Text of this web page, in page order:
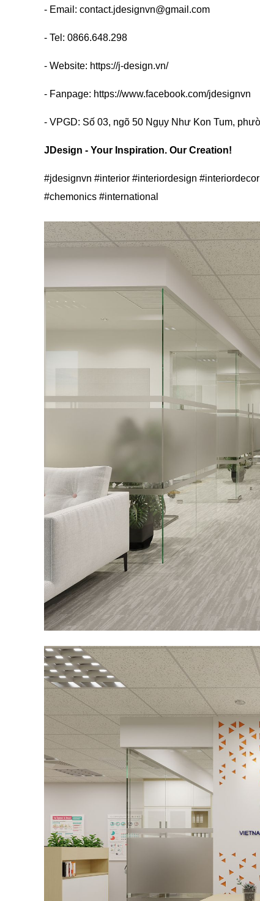
- Email: contact.jdesignvn@gmail.com
- Tel: 0866.648.298
- Website: https://j-design.vn/
- Fanpage: https://www.facebook.com/jdesignvn
- VPGD: Số 03, ngõ 50 Ngụy Như Kon Tum,
JDesign - Your Inspiration. Our Creation!
#jdesignvn #interior #interiordesign
#chemonics #international